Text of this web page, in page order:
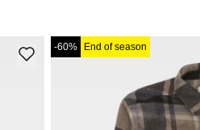
-60% End of season